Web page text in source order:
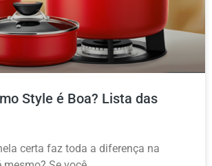
Style é Boa? Lista das
certa faz toda a diferença na